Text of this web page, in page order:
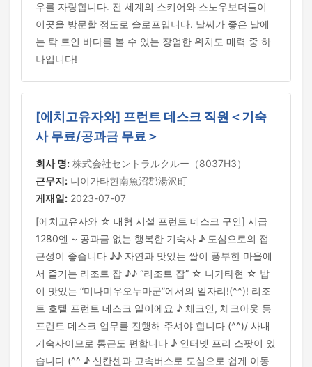
우를 자랑합니다. 전 세계의 스키어와 스노우보더들이
이곳을 방문할 정도로 슬로프입니다. 날씨가 좋은 날에
는 탁 트인 바다를 볼 수 있는 장엄한 위치도 매력 중 하
나입니다!
[에치고유자와] 프런트 데스크 직원＜기숙
사 무료/공과금 무료＞
회사 명: 株式会社セントラルクルー（8037H3）
근무지: 니이가타현南魚沼郡湯沢町
게재일: 2023-07-07
[에치고유자와 ☆ 대형 시설 프런트 데스크 구인] 시급
1280엔 ~ 공과금 없는 행복한 기숙사 ♪ 도심으로의 접
근성이 좋습니다 ♪♪ 자연과 맛있는 쌀이 풍부한 마을에
서 즐기는 리조트 잡 ♪♪ “리조트 잡” ☆ 니가타현 ☆ 밥
이 맛있는 “미나미우오누마군”에서의 일자리!(^^)! 리조
트 호텔 프런트 데스크 일이에요 ♪ 체크인, 체크아웃 등
프런트 데스크 업무를 진행해 주셔야 합니다 (^^)/ 사내
기숙사이므로 통근도 편합니다 ♪ 인터넷 프리 스팟이 있
습니다 (^^ ♪ 신칸센과 고속버스로 도심으로 쉽게 이동